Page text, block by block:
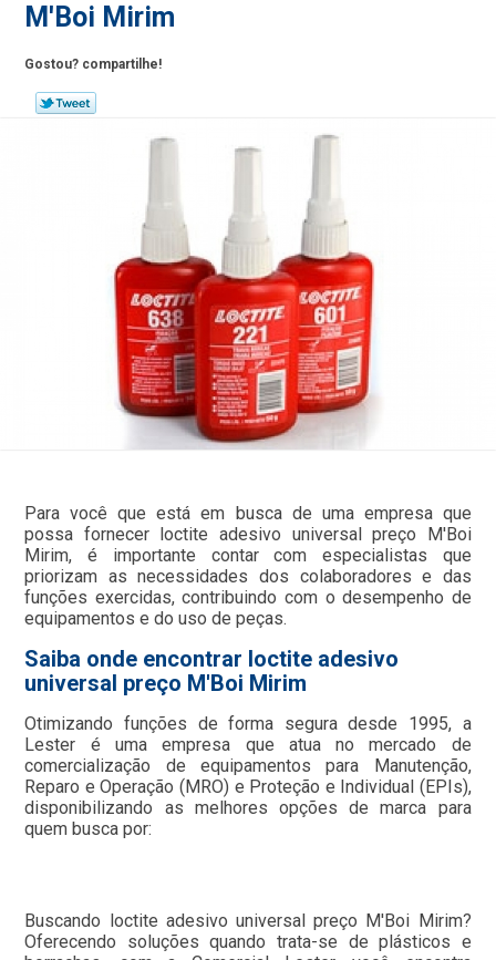
M'Boi Mirim
Gostou? compartilhe!
Para você que está em busca de uma empresa que
possa fornecer loctite adesivo universal preço M'Boi
Mirim, é importante contar com especialistas que
priorizam as necessidades dos colaboradores e das
funções exercidas, contribuindo com o desempenho de
equipamentos e do uso de peças.
Saiba onde encontrar loctite adesivo
universal preço M'Boi Mirim
Otimizando funções de forma segura desde 1995, a
Lester é uma empresa que atua no mercado de
comercialização de equipamentos para Manutenção,
Reparo e Operação (MRO) e Proteção e Individual (EPIs),
disponibilizando as melhores opções de marca para
quem busca por:
Buscando loctite adesivo universal preço M'Boi Mirim?
Oferecendo soluções quando trata-se de plásticos e